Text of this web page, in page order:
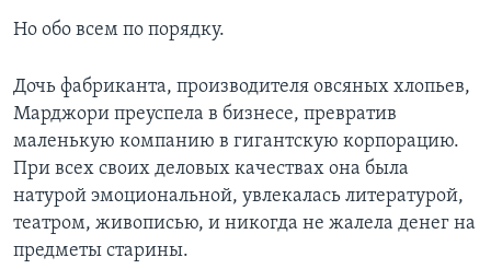
Но обо всем по порядку.
Дочь фабриканта, производителя овсяных хлопьев,
Марджори преуспела в бизнесе, превратив
маленькую компанию в гигантскую корпорацию.
При всех своих деловых качествах она была
натурой эмоциональной, увлекалась литературой,
театром, живописью, и никогда не жалела денег на
предметы старины.